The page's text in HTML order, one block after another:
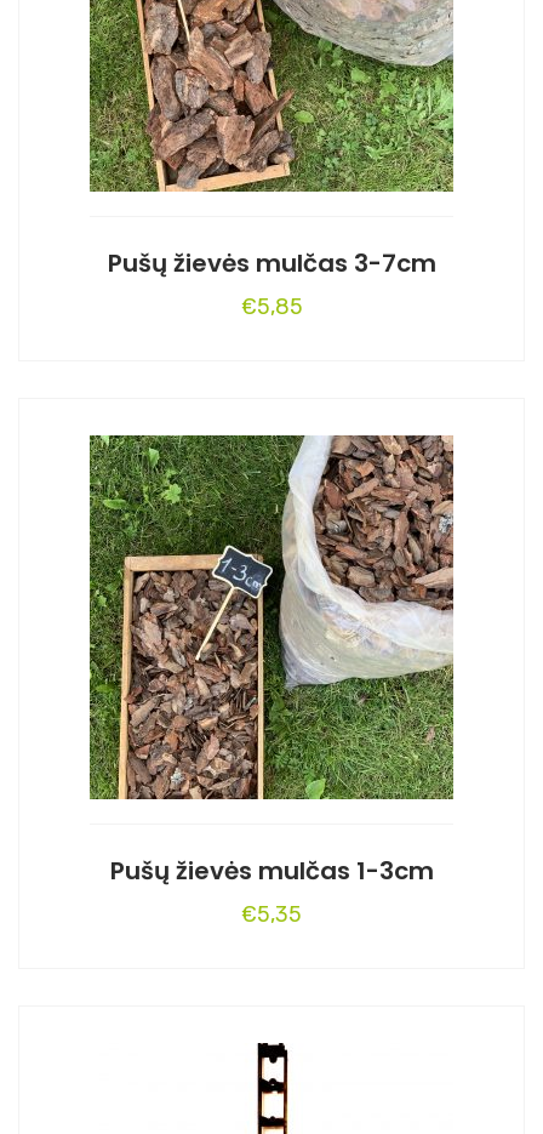
Pušų žievės mulčas 3-7cm
€5,85
Pušų žievės mulčas 1-3cm
€5,35